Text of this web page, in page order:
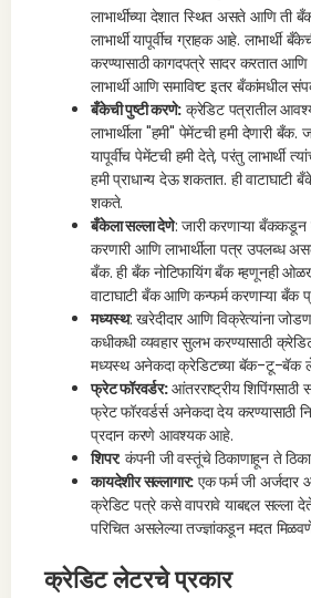
लाभार्थीच्या देशात स्थित असते आणि
लाभार्थी यापूर्वीच ग्राहक आहे. लाभार्थी
करण्यासाठी कागदपत्रे सादर करतात आणि
लाभार्थी आणि समाविष्ट इतर बँकांमधील
बँकेची पुष्टी करणे: क्रेडिट पत्रातील
लाभार्थीला "हमी" पेमेंटची हमी देणारी बँक.
यापूर्वीच पेमेंटची हमी देते, परंतु लाभार्थी
हमी प्राधान्य देऊ शकतात. ही
शकते.
बँकेला सल्ला देणे: जारी करणाऱ्या
करणारी आणि लाभार्थीला पत्र उपलब्ध
बँक. ही बँक नोटिफायिंग बँक म्हणूनही
वाटाघाटी बँक आणि कन्फर्म करणाऱ्या
मध्यस्थ: खरेदीदार आणि विक्रेत्यांना
कधीकधी व्यवहार सुलभ करण्यासाठी
मध्यस्थ अनेकदा क्रेडिटच्या बॅक-टू-बॅक
फ्रेट फॉरवर्डर:आंतरराष्ट्रीय शिपिंगसाठी
फ्रेट फॉरवर्डर्स अनेकदा देय करण्यासाठी
प्रदान करणे आवश्यक आहे.
शिपर: कंपनी जी वस्तूंचे ठिकाणाहून ते
कायदेशीर सल्लागार: एक फर्म जी अर्जदार
क्रेडिट पत्रे कसे वापरावे याबद्दल सल्ला
परिचित असलेल्या तज्ज्ञांकडून मदत
क्रेडिट लेटरचे प्रकार